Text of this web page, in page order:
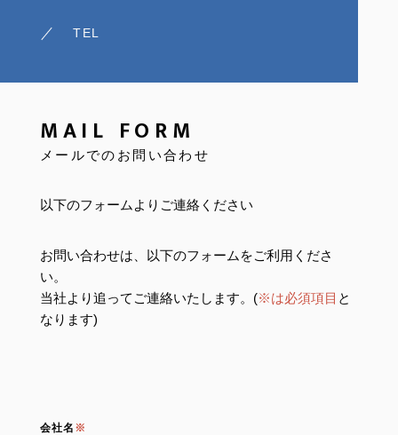
TEL
MAIL FORM
メールでのお問い合わせ
以下のフォームよりご連絡ください
お問い合わせは、以下のフォームをご利用くださ
い。
当社より追ってご連絡いたします。(※は必須項目 と
なります)
会社名